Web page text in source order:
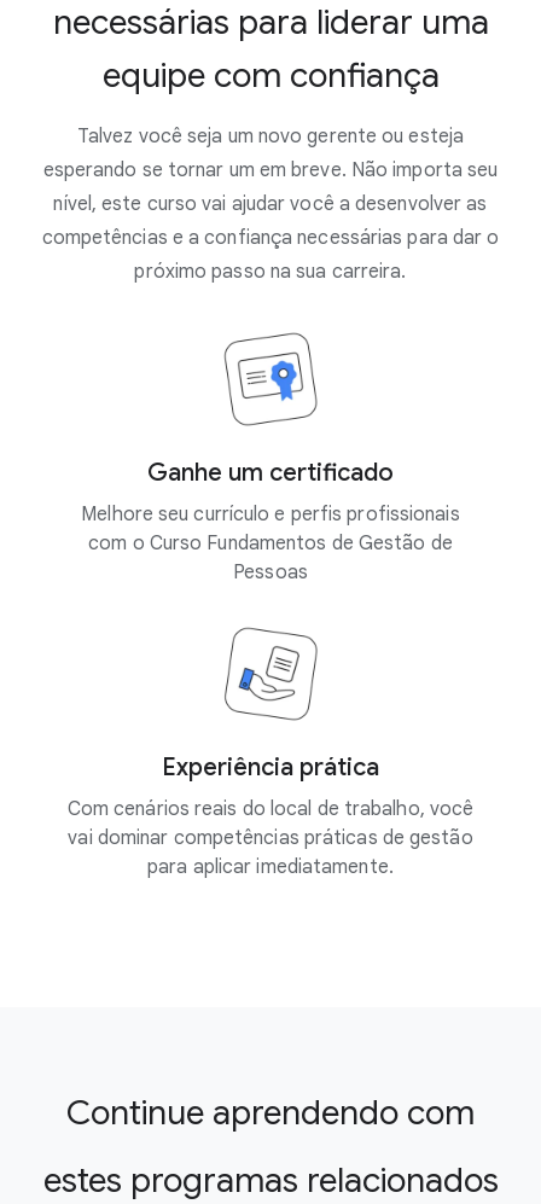
necessárias para liderar uma
equipe com confiança
Talvez você seja um novo gerente ou esteja
esperando se tornar um em breve. Não importa seu
nível, este curso vai ajudar você a desenvolver as
competências e a confiança necessárias para dar o
próximo passo na sua carreira.
Ganhe um certificado
Melhore seu currículo e perfis profissionais
com o Curso Fundamentos de Gestão de
Pessoas
Experiência prática
Com cenários reais do local de trabalho, você
vai dominar competências práticas de gestão
para aplicar imediatamente.
Continue aprendendo com
estes programas relacionados